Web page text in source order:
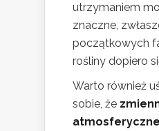
utrzymaniem
znaczne,
początkowych
rośliny dopiero
Warto również
sobie, że
atmosferyczne